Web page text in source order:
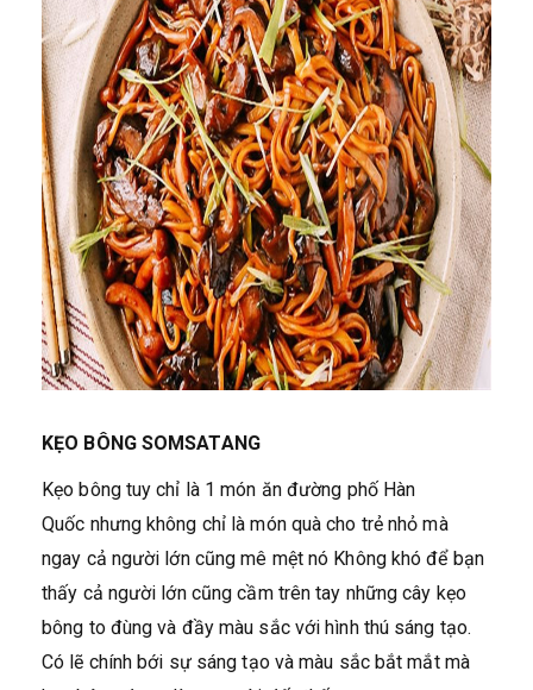
KẸO BÔNG SOMSATANG
Kẹo bông tuy chỉ là 1 món ăn đường phố Hàn
Quốc nhưng không chỉ là món quà cho trẻ nhỏ mà
ngay cả người lớn cũng mê mệt nó Không khó để bạn
thấy cả người lớn cũng cầm trên tay những cây kẹo
bông to đùng và đầy màu sắc với hình thú sáng tạo.
Có lẽ chính bới sự sáng tạo và màu sắc bắt mắt mà